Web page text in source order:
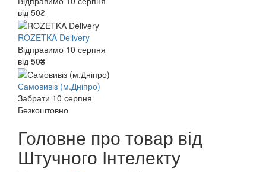
від 50₴
ROZETKA Delivery
Відправимо 10 серпня
від 50₴
Самовивіз (м.Дніпро)
Забрати 10 серпня
Безкоштовно
Головне про товар від
Штучного Інтелекту